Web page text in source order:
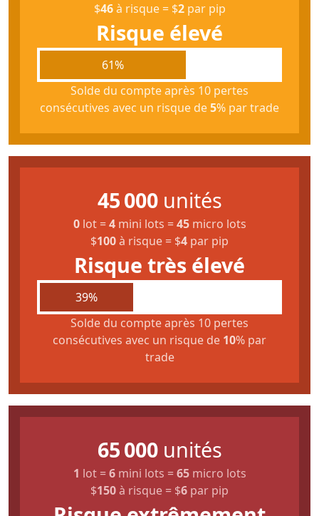
$46à risque = $2par pip
Risque élevé
61%
Solde du compte après 10 pertes
consécutives avec un risque de5% par trade
45 000unités
0lot =4mini lots =45micro lots
$100à risque = $4 par pip
Risque très élevé
39%
Solde du compte après 10 pertes
consécutives avec un risque de 10% par
trade
65 000unités
1 lot =6mini lots =65micro lots
$150à risque = $6 par pip